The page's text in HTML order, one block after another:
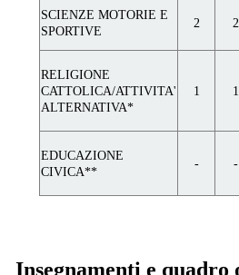
SCIENZE MOTORIE E
SPORTIVE
2 2
RELIGIONE
CATTOLICA/ATTIVITA'
ALTERNATIVA*
1 1
EDUCAZIONE
CIVICA**
- -
Insegnamenti e quadro